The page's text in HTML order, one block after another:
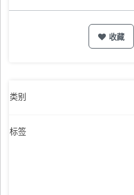
收藏
类别
标签